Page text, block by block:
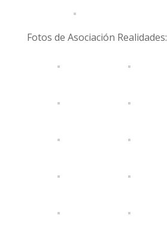
Fotos de Asociación Realidades: